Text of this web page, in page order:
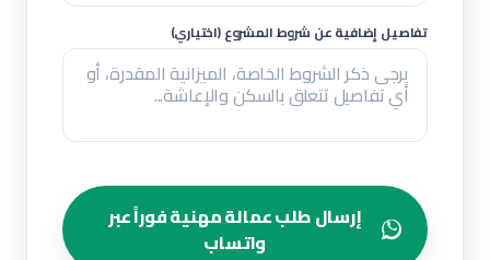
تفاصيل إضافية عن شروط المشروع (اختياري)
إرسال طلب عمالة مهنية فوراً عبر
واتساب